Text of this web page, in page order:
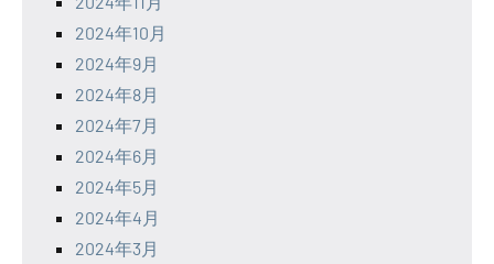
2024年10月
2024年9月
2024年8月
2024年7月
2024年6月
2024年5月
2024年4月
2024年3月